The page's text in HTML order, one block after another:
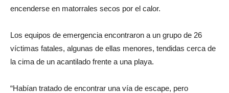
encenderse en matorrales secos por el calor.
Los equipos de emergencia encontraron a un grupo de 26
víctimas fatales, algunas de ellas menores, tendidas cerca de
la cima de un acantilado frente a una playa.
“Habían tratado de encontrar una vía de escape, pero